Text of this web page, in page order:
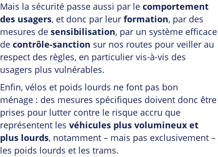
Mais la sécurité passe aussi par le comportement
des usagers, et donc par leur formation, par des
mesures de sensibilisation, par un système efficace
de contrôle-sanction sur nos routes pour veiller au
respect des règles, en particulier vis-à-vis des
usagers plus vulnérables.
Enfin, vélos et poids lourds ne font pas bon
ménage : des mesures spécifiques doivent donc être
prises pour lutter contre le risque accru que
représentent les véhicules plus volumineux et
plus lourds, notamment – mais pas exclusivement –
les poids lourds et les trams.